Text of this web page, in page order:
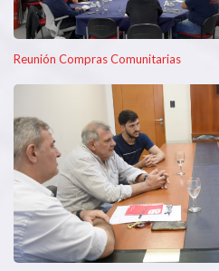
Reunión Compras Comunitarias